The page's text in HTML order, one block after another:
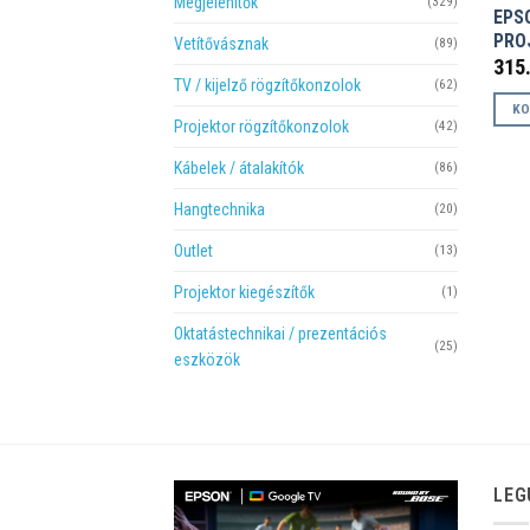
Vetítővásznak (89)
TV / kijelző rögzítőkonzolok (62)
Projektor rögzítőkonzolok (42)
Kábelek / átalakítók (86)
Hangtechnika (20)
Outlet (13)
Projektor kiegészítők (1)
Oktatástechnikai / prezentációs
eszközök
(25)